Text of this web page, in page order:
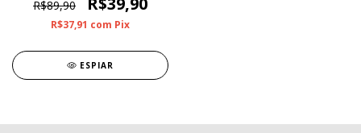
R$89,90
R$37,91 com Pix
ESPIAR